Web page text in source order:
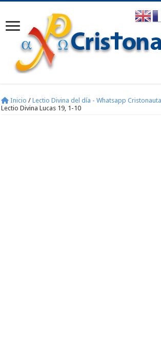
Inicio / Lectio Divina del día - Whatsapp
Lectio Divina Lucas 19, 1-10